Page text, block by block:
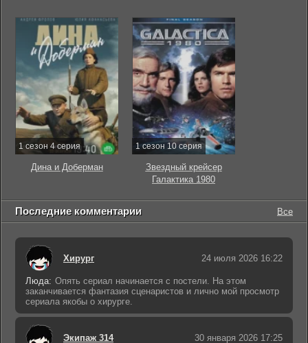
1 сезон 4 серия
Дина и Доберман
1 сезон 10 серия
Звездный крейсер
Галактика 1980
Последние комментарии Все
Хирург 24 июля 2026 16:22
Люда: Опять сериал начинается с постели. На этом
заканчивается фантазия сценаристов и лично мой просмотр
сериала якобы о хирурге.
Экипаж 314 30 января 2026 17:25